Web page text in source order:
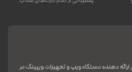
ارائه دهنده دستگاه ویپ و تجهیزات ویپینگ در